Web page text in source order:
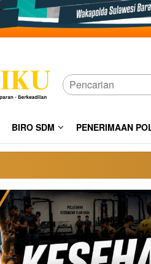
BIRO SDM PENERIMAAN